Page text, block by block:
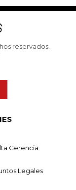
reservados.
Gerencia
Legales